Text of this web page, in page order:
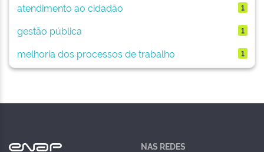
atendimento ao cidadão
1
gestão pública 1
melhoria dos processos de trabalho 1
NAS REDES